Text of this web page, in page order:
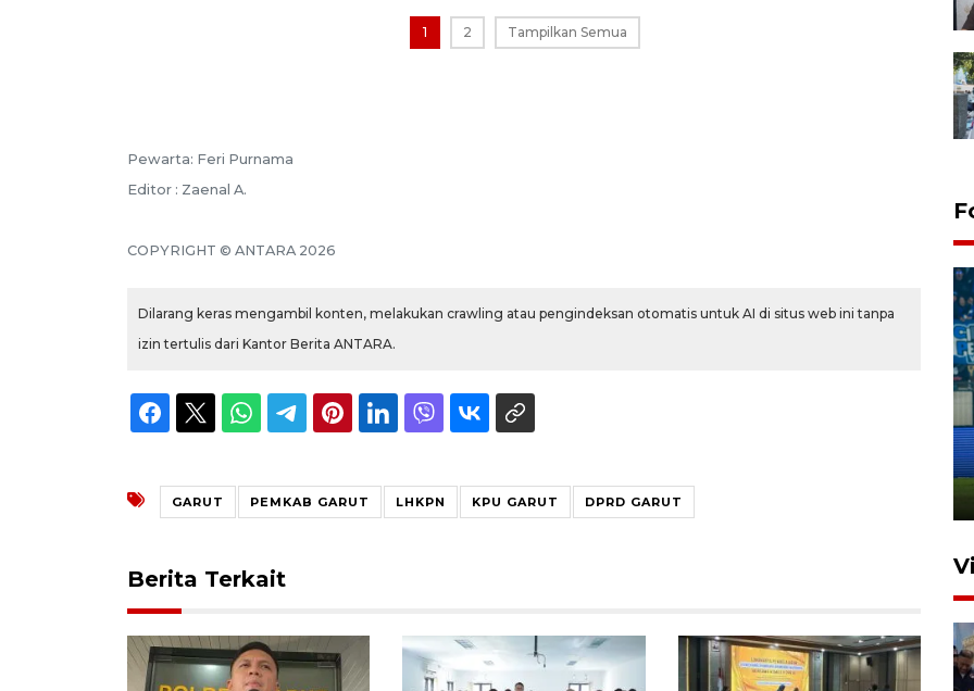
1 2 Tampilkan Semua
Pewarta: Feri Purnama
Editor : Zaenal A.
COPYRIGHT © ANTARA 2026
Dilarang keras mengambil konten, melakukan crawling atau pengindeksan otomatis untuk AI di situs web ini tanpa
izin tertulis dari Kantor Berita ANTARA.
GARUT PEMKAB GARUT LHKPN KPU GARUT DPRD GARUT
Berita Terkait
31 Juli 2026 18:01